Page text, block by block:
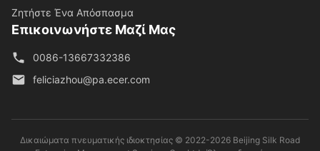
Ζητήστε Ένα Απόσπασμα
Επικοινωνήστε Μαζί Μας
0086-13667332386
feliciazhou@pa.ecer.com
Δικαιώματα πνευματικής ιδιοκτησίας © 2022-2026 Beijing Silk Road